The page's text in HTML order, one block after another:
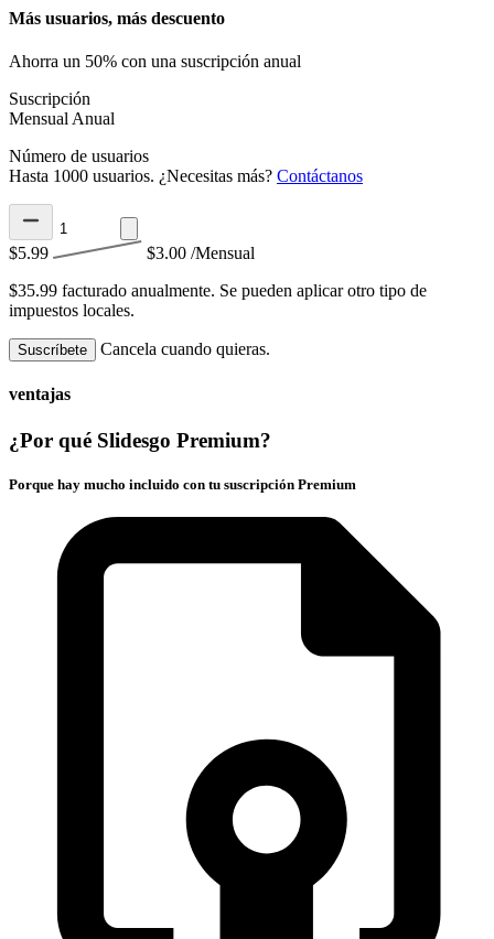
Más usuarios, más descuento
Ahorra un 50% con una suscripción anual
Suscripción
Mensual Anual
Número de usuarios
Hasta 1000 usuarios. ¿Necesitas más? Contáctanos
$5.99 $3.00 /Mensual
$35.99 facturado anualmente. Se pueden aplicar otro tipo de
impuestos locales.
Suscríbete Cancela cuando quieras.
ventajas
¿Por qué Slidesgo Premium?
Porque hay mucho incluido con tu suscripción Premium